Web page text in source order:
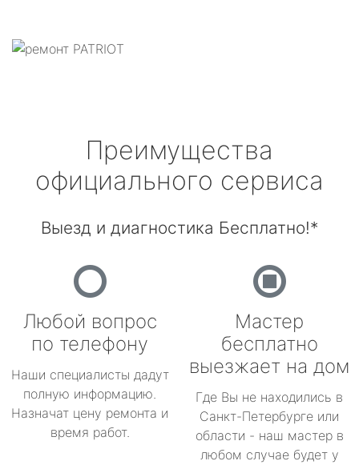
Преимущества
официального сервиса
Выезд и диагностика Бесплатно!*
Любой вопрос
по телефону
Наши специалисты дадут
полную информацию.
Назначат цену ремонта и
время работ.
Мастер
бесплатно
выезжает на дом
Где Вы не находились в
Санкт-Петербурге или
области - наш мастер в
любом случае будет у